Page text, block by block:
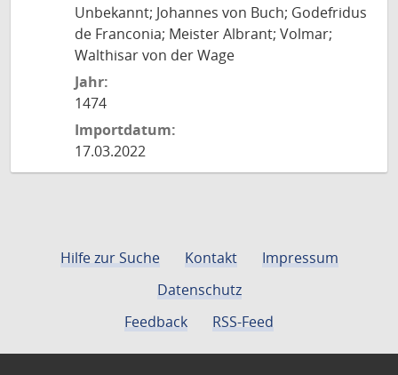
Unbekannt; Johannes von Buch; Godefridus
de Franconia; Meister Albrant; Volmar;
Walthisar von der Wage
Jahr:
1474
Importdatum:
17.03.2022
Hilfe zur Suche Kontakt
Impressum
Datenschutz
Feedback
RSS-Feed